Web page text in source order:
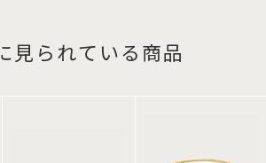
見られている商品